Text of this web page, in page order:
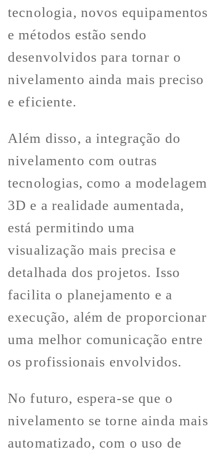
tecnologia, novos equipamentos
e métodos estão sendo
desenvolvidos para tornar o
nivelamento ainda mais preciso
e eficiente.
Além disso, a integração do
nivelamento com outras
tecnologias, como a modelagem
3D e a realidade aumentada,
está permitindo uma
visualização mais precisa e
detalhada dos projetos. Isso
facilita o planejamento e a
execução, além de proporcionar
uma melhor comunicação entre
os profissionais envolvidos.
No futuro, espera-se que o
nivelamento se torne ainda mais
automatizado, com o uso de